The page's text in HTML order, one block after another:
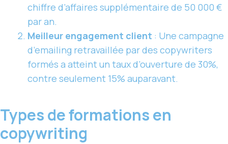
chiffre d’affaires supplémentaire de 50 000 €
par an.
Meilleur engagement client : Une campagne
d’emailing retravaillée par des copywriters
formés a atteint un taux d’ouverture de 30%,
contre seulement 15% auparavant.
Types de formations en
copywriting